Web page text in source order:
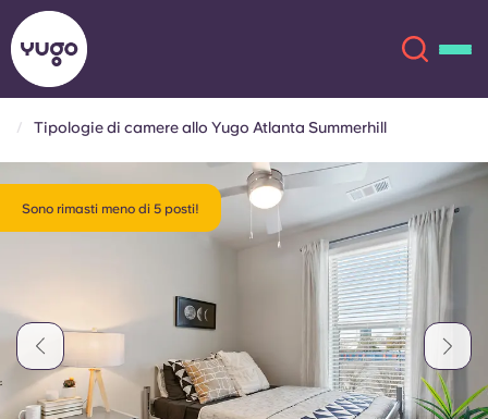
Sedi English (US)
Español
Deutsch
Italian French
Tipologie di camere allo Yugo Atlanta Summerhill
Sono rimasti meno di 5 posti!